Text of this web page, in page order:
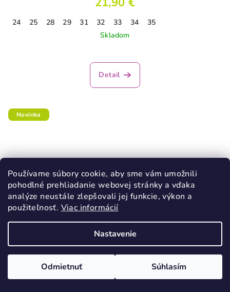
Používame súbory cookie, aby sme vám umožnili
pohodlné prehliadanie webovej stránky a vďaka
analýze neustále zlepšovali jej funkcie, výkon a
použiteľnosť. Viac informácií
Nastavenie
Odmietnuť Súhlasím
24 25 28 29 31 32 33 34
35
Skladom
Detail
Novinka